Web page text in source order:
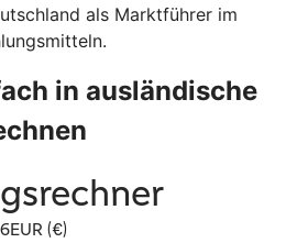
als Marktführer im
in ausländische